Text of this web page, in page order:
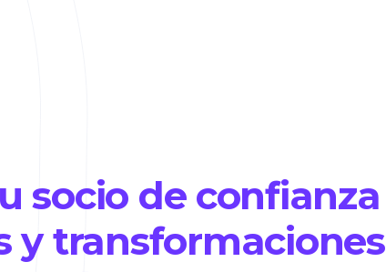
socio de confianza
y transformaciones